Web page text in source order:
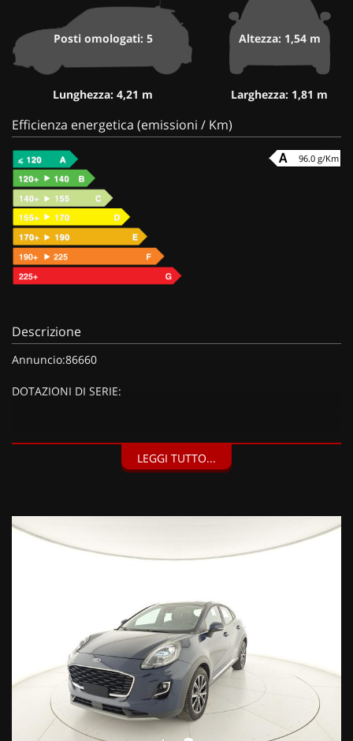
Posti omologati: 5
Lunghezza: 4,21 m
Altezza: 1,54 m
Larghezza: 1,81 m
Efficienza energetica (emissioni / Km)
96.0 g/Km
Descrizione
Annuncio:86660
DOTAZIONI DI SERIE:
LEGGI TUTTO...